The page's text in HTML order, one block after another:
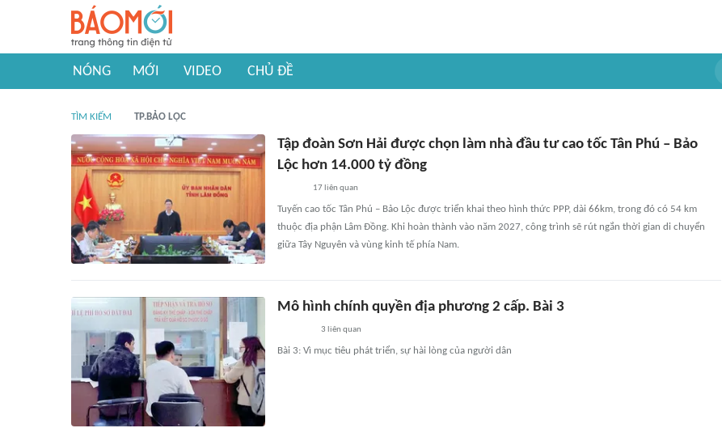
NÓNG MỚI VIDEO CHỦ ĐỀ
TÌM KIẾM TP.BẢO LỘC
Tập đoàn Sơn Hải được chọn làm nhà đầu tư cao tốc Tân Phú – Bảo
Lộc hơn 14.000 tỷ đồng
17 liên quan
Tuyến cao tốc Tân Phú – Bảo Lộc được triển khai theo hình thức PPP, dài 66km, trong đó có 54 km
thuộc địa phận Lâm Đồng. Khi hoàn thành vào năm 2027, công trình sẽ rút ngắn thời gian di chuyển
giữa Tây Nguyên và vùng kinh tế phía Nam.
Mô hình chính quyền địa phương 2 cấp. Bài 3
3 liên quan
Bài 3: Vì mục tiêu phát triển, sự hài lòng của người dân